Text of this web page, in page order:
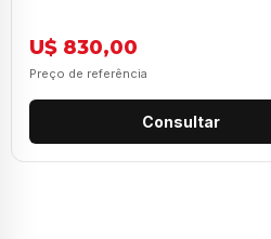
U$ 830,00
Preço de referência
Consultar